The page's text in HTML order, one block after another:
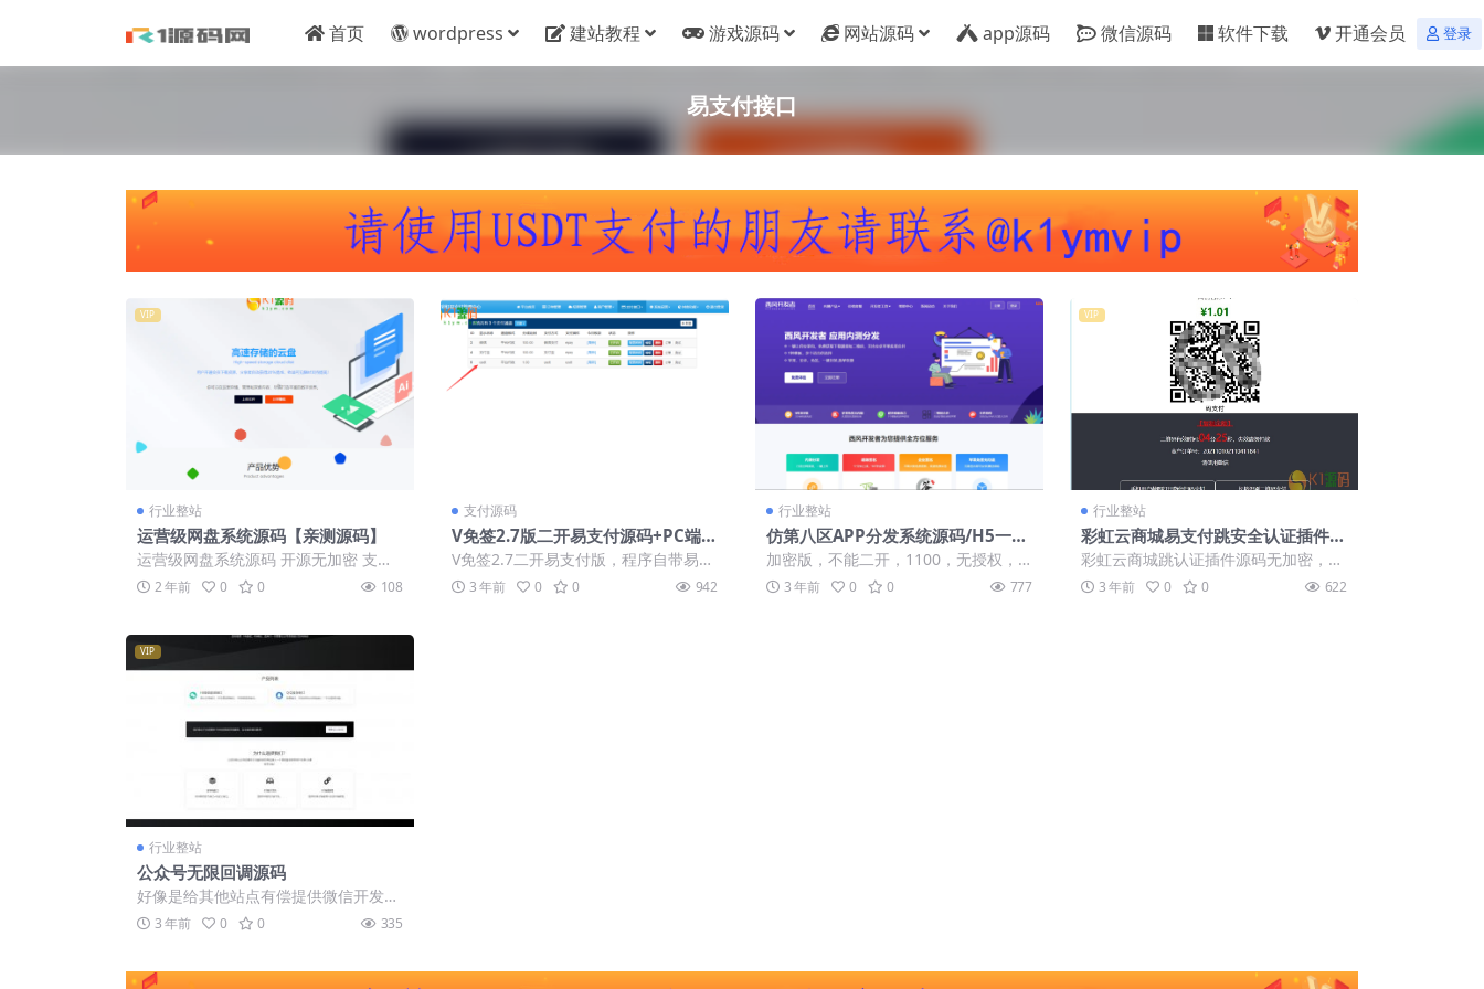
首页 wordpress 建站教程 游戏源码 网站源码 app源码 微信源码 软件下载 开通会员 登录
易支付接口
VIP
行业整站
运营级网盘系统源码【亲测源码】
运营级网盘系统源码 开源无加密 支持
易支付 微信 支付宝 分享 推广 vip ...
2 年前 0 0 108
支付源码
V免签2.7版二开易支付源码+PC端监
控+USDT插件【亲测源码】
V免签2.7二开易支付版，程序自带易支
付接口都可以对接，并且在易支付上已
经加了U...
3 年前 0 0 942
行业整站
仿第八区APP分发系统源码/H5一键
封装/ios免签封装/企业签名/超及签
名
加密版，不能二开，1100，无授权，
不限制。 无加密版本，可以自己二
开，全明文，...
3 年前 0 0 777
VIP
行业整站
彩虹云商城易支付跳安全认证插件源
码无加密
彩虹云商城跳认证插件源码无加密，彩
虹易支付绕过认证插件原理：通过绕过
彩虹set....
3 年前 0 0 622
VIP
行业整站
公众号无限回调源码
好像是给其他站点有偿提供微信开发接
口的平台源码 对接易支付接口 可以卖
授权 卖时...
3 年前 0 0 335